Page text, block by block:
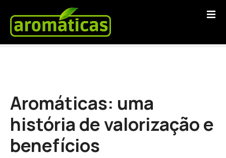
Aromáticas: uma
história de valorização e
benefícios